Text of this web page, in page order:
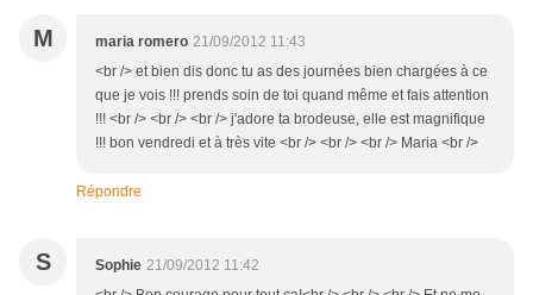
M maria romero 21/09/2012 11:43
<br /> et bien dis donc tu as des journées bien chargées à ce
que je vois !!! prends soin de toi quand même et fais attention
!!! <br /> <br /> <br /> j'adore ta brodeuse, elle est magnifique
!!! bon vendredi et à très vite <br /> <br /> <br /> Maria <br />
Répondre
S Sophie 21/09/2012 11:42